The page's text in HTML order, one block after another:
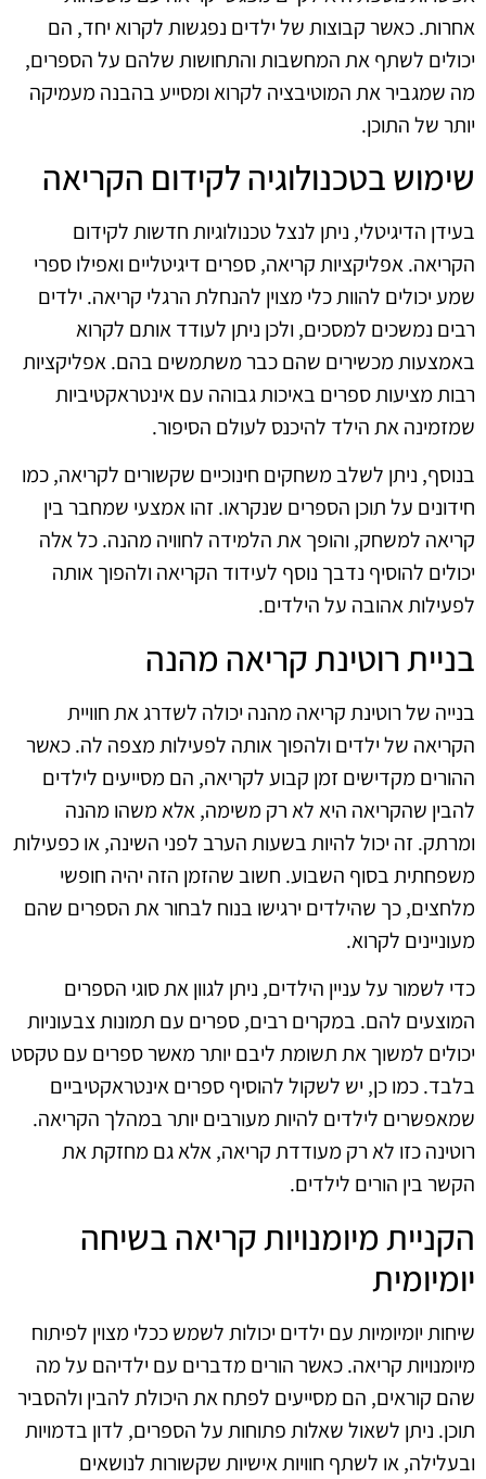
אחרות. כאשר קבוצות של ילדים נפגשות לקרוא יחד, הם
יכולים לשתף את המחשבות והתחושות שלהם על הספרים,
מה שמגביר את המוטיבציה לקרוא ומסייע בהבנה מעמיקה
יותר של התוכן.
שימוש בטכנולוגיה לקידום הקריאה
בעידן הדיגיטלי, ניתן לנצל טכנולוגיות חדשות לקידום
הקריאה. אפליקציות קריאה, ספרים דיגיטליים ואפילו ספרי
שמע יכולים להוות כלי מצוין להנחלת הרגלי קריאה. ילדים
רבים נמשכים למסכים, ולכן ניתן לעודד אותם לקרוא
באמצעות מכשירים שהם כבר משתמשים בהם. אפליקציות
רבות מציעות ספרים באיכות גבוהה עם אינטראקטיביות
שמזמינה את הילד להיכנס לעולם הסיפור.
בנוסף, ניתן לשלב משחקים חינוכיים שקשורים לקריאה, כמו
חידונים על תוכן הספרים שנקראו. זהו אמצעי שמחבר בין
קריאה למשחק, והופך את הלמידה לחוויה מהנה. כל אלה
יכולים להוסיף נדבך נוסף לעידוד הקריאה ולהפוך אותה
לפעילות אהובה על הילדים.
בניית רוטינת קריאה מהנה
בנייה של רוטינת קריאה מהנה יכולה לשדרג את חוויית
הקריאה של ילדים ולהפוך אותה לפעילות מצפה לה. כאשר
ההורים מקדישים זמן קבוע לקריאה, הם מסייעים לילדים
להבין שהקריאה היא לא רק משימה, אלא משהו מהנה
ומרתק. זה יכול להיות בשעות הערב לפני השינה, או כפעילות
משפחתית בסוף השבוע. חשוב שהזמן הזה יהיה חופשי
מלחצים, כך שהילדים ירגישו בנוח לבחור את הספרים שהם
מעוניינים לקרוא.
כדי לשמור על עניין הילדים, ניתן לגוון את סוגי הספרים
המוצעים להם. במקרים רבים, ספרים עם תמונות צבעוניות
יכולים למשוך את תשומת ליבם יותר מאשר ספרים עם טקסט
בלבד. כמו כן, יש לשקול להוסיף ספרים אינטראקטיביים
שמאפשרים לילדים להיות מעורבים יותר במהלך הקריאה.
רוטינה כזו לא רק מעודדת קריאה, אלא גם מחזקת את
הקשר בין הורים לילדים.
הקניית מיומנויות קריאה בשיחה
יומיומית
שיחות יומיומיות עם ילדים יכולות לשמש ככלי מצוין לפיתוח
מיומנויות קריאה. כאשר הורים מדברים עם ילדיהם על מה
שהם קוראים, הם מסייעים לפתח את היכולת להבין ולהסביר
תוכן. ניתן לשאול שאלות פתוחות על הספרים, לדון בדמויות
ובעלילה, או לשתף חוויות אישיות שקשורות לנושאים